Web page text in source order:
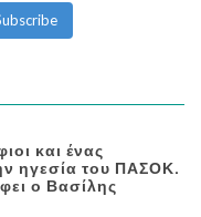
και ένας
ηγεσία του ΠΑΣΟΚ.
ο Βασίλης